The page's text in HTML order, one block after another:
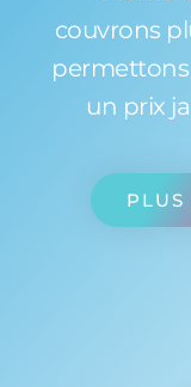
couvrons
un prix